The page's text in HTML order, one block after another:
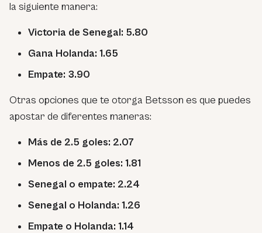
la siguiente manera:
Victoria de Senegal: 5.80
Gana Holanda: 1.65
Empate: 3.90
Otras opciones que te otorga Betsson es que puedes
apostar de diferentes maneras:
Más de 2.5 goles: 2.07
Menos de 2.5 goles: 1.81
Senegal o empate: 2.24
Senegal o Holanda: 1.26
Empate o Holanda: 1.14